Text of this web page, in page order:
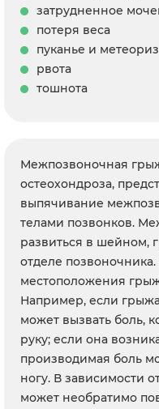
затрудненное
потеря веса
пуканье и
рвота
тошнота
Межпозвоночная
остеохондроза,
выпячивание
телами позвонков.
развиться в шейном,
отделе
местоположения
Например, если
может вызвать боль,
руку; если она
производимая боль
ногу. В зависимости
может необратимо